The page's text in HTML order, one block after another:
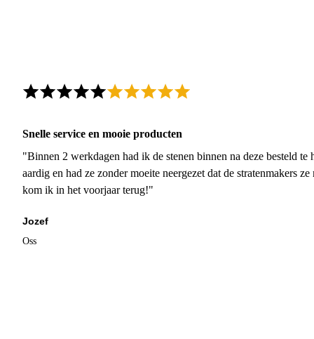
Snelle service en mooie producten
"Binnen 2 werkdagen had ik de stenen binnen na deze besteld
aardig en had ze zonder moeite neergezet dat de stratenmakers
kom ik in het voorjaar terug!"
Jozef
Oss